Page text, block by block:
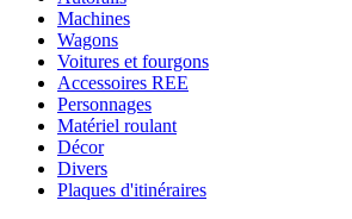
Machines
Wagons
Voitures et fourgons
Accessoires REE
Personnages
Matériel roulant
Décor
Divers
Plaques d'itinéraires